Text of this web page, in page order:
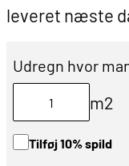
leveret næste
Udregn hvor
m2
Tilføj 10% spild